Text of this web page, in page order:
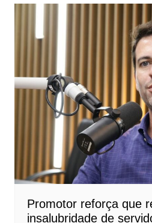
Promotor reforça que
insalubridade de